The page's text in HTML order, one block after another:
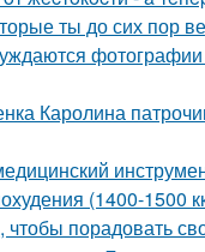
ты до сих пор
Каролина
(1400-1500
порадовать